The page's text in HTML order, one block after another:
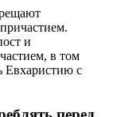
и
в том
Евхаристию с